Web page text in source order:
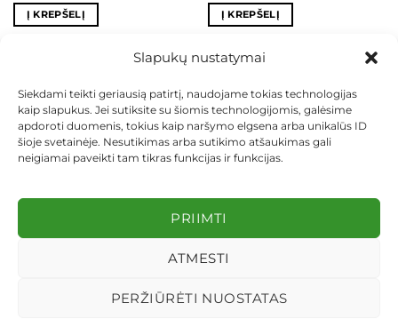
Slapukų nustatymai
Siekdami teikti geriausią patirtį, naudojame tokias technologijas
kaip slapukus. Jei sutiksite su šiomis technologijomis, galėsime
apdoroti duomenis, tokius kaip naršymo elgsena arba unikalūs ID
šioje svetainėje. Nesutikimas arba sutikimo atšaukimas gali
neigiamai paveikti tam tikras funkcijas ir funkcijas.
PRIIMTI
ATMESTI
PERŽIŪRĖTI NUOSTATAS
was:
€1.490,00.
Į KREPŠELĮ
was:
€1.799,00.
Į KREPŠELĮ
KONTAKTAI
INDIVIDUALŪS PROJEKTAI
MOKĖJIMAS LIZINGU
PIRKIMO TAISYKLĖS
PRISTATYMAS
KEITIMAS IR GRĄŽINIMAS
PRIVATUMO POLITIKA